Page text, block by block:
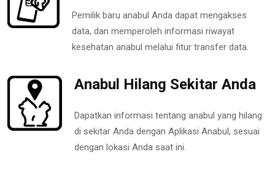
Pemilik baru anabul Anda dapat mengakses
data, dan memperoleh informasi riwayat
kesehatan anabul melalui fitur transfer data.
Anabul Hilang Sekitar Anda
Dapatkan informasi tentang anabul yang hilang
di sekitar Anda dengan Aplikasi Anabul, sesuai
dengan lokasi Anda saat ini.